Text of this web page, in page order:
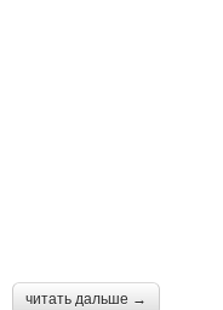
читать дальше →